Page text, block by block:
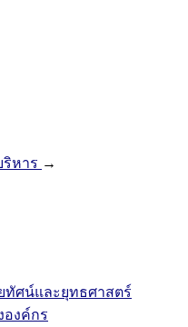
ริหาร →
ทัศน์และยุทธศาสตร์
องค์กร